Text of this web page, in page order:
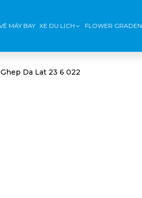
MÁY BAY XE DU LỊCH FLOWER GRADEN
Da Lat 23 6 022